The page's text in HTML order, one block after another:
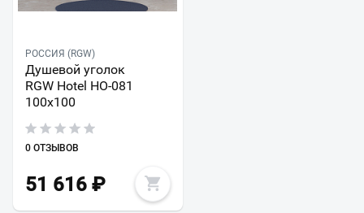
РОССИЯ (RGW)
Душевой уголок
RGW Hotel HO-081
100x100
0 ОТЗЫВОВ
51 616 ₽